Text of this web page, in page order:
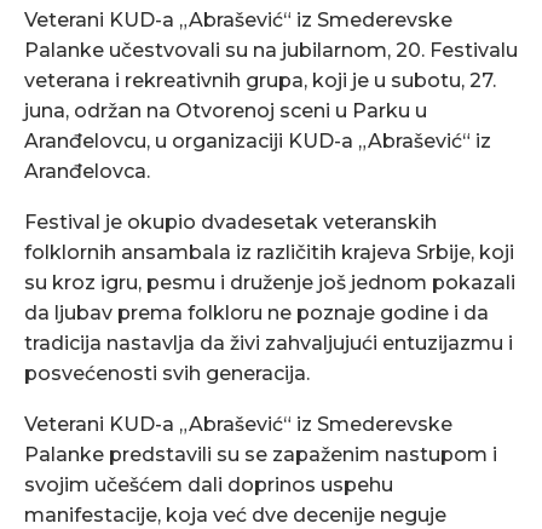
Veterani KUD-a „Abrašević“ iz Smederevske
Palanke učestvovali su na jubilarnom, 20. Festivalu
veterana i rekreativnih grupa, koji je u subotu, 27.
juna, održan na Otvorenoj sceni u Parku u
Aranđelovcu, u organizaciji KUD-a „Abrašević“ iz
Aranđelovca.
Festival je okupio dvadesetak veteranskih
folklornih ansambala iz različitih krajeva Srbije, koji
su kroz igru, pesmu i druženje još jednom pokazali
da ljubav prema folkloru ne poznaje godine i da
tradicija nastavlja da živi zahvaljujući entuzijazmu i
posvećenosti svih generacija.
Veterani KUD-a „Abrašević“ iz Smederevske
Palanke predstavili su se zapaženim nastupom i
svojim učešćem dali doprinos uspehu
manifestacije, koja već dve decenije neguje